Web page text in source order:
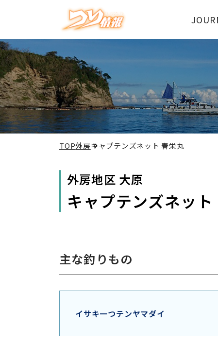
TOP外房キャプテンズネット 春栄丸
外房地区 大原
キャプテンズネット
主な釣りもの
イサキ一つテンヤマダイ